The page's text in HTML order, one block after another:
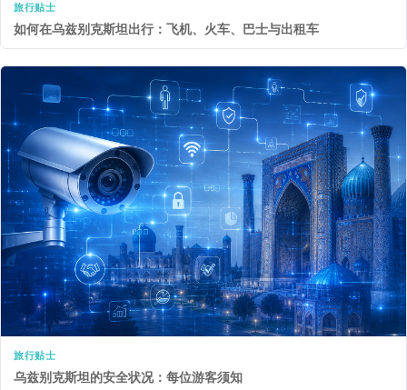
旅行贴士
如何在乌兹别克斯坦出行：飞机、火车、巴士与出租车
旅行贴士
乌兹别克斯坦的安全状况：每位游客须知